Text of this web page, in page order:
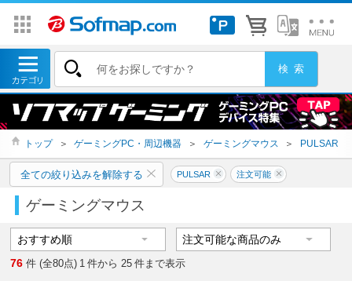
トップ ＞ ゲーミングPC・周辺機器 ＞ ゲーミングマウス ＞ PULSAR
全ての絞り込みを解除する PULSAR 注文可能
ゲーミングマウス
76 件 (全80点) 1 件から 25 件まで表示